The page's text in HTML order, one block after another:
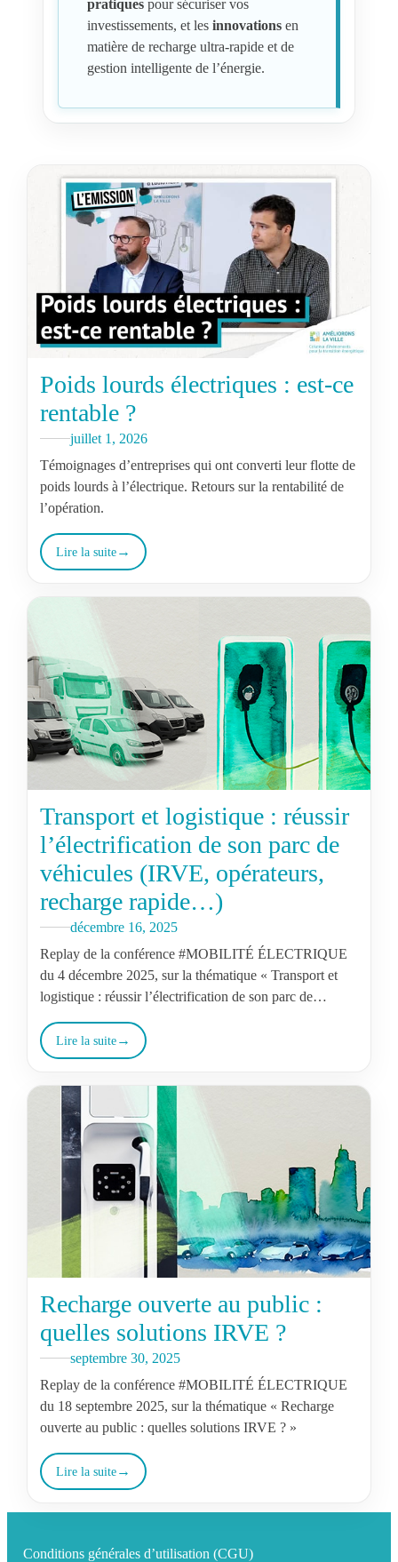
pratiques pour sécuriser vos
investissements, et lesinnovations en
matière de recharge ultra-rapide et de
gestion intelligente de l’énergie.
Poids lourds électriques : est-ce
rentable ?
juillet 1, 2026
Témoignages d’entreprises qui ont converti leur flotte de
poids lourds à l’électrique. Retours sur la rentabilité de
l’opération.
Lire la suite
Transport et logistique : réussir
l’électrification de son parc de
véhicules (IRVE, opérateurs,
recharge rapide…)
décembre 16, 2025
Replay de la conférence #MOBILITÉ ÉLECTRIQUE
du 4 décembre 2025, sur la thématique « Transport et
logistique : réussir l’électrification de son parc de
Lire la suite
Recharge ouverte au public :
quelles solutions IRVE ?
septembre 30, 2025
Replay de la conférence #MOBILITÉ ÉLECTRIQUE
du 18 septembre 2025, sur la thématique « Recharge
ouverte au public : quelles solutions IRVE ? »
Lire la suite
Conditions générales d’utilisation (CGU)